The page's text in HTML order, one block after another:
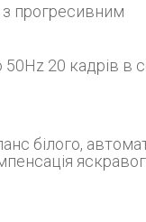
прогресивним
20 кадрів в
білого,